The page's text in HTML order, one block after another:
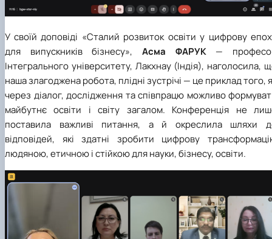
У своїй доповіді «Сталий розвиток освіти у цифрову
для випускників бізнесу», Асма ФАРУК—
Інтегрального університету, Лакхнау (Індія), наголосила,
наша злагоджена робота, плідні зустрічі — це приклад того,
через діалог, дослідження та співпрацю можливо
майбутнє освіти і світу загалом. Конференція не
поставила важливі питання, а й окреслила шляхи
відповідей, які здатні зробити цифрову
людяною, етичною і стійкою для науки, бізнесу, освіти.